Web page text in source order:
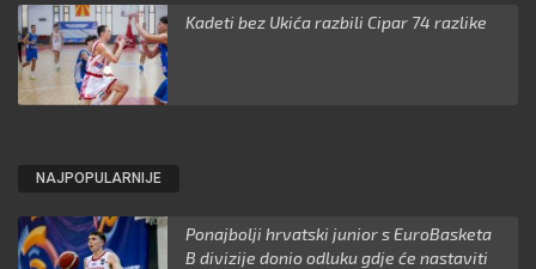
Kadeti bez Ukića razbili Cipar 74 razlike
NAJPOPULARNIJE
Ponajbolji hrvatski junior s EuroBasketa
B divizije donio odluku gdje će nastaviti